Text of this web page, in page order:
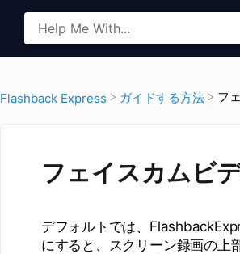
​Flashback Express ​ガイドする方法 フ
フェイスカムビ
デフォルトでは、
にすると、スクリーン録画の上